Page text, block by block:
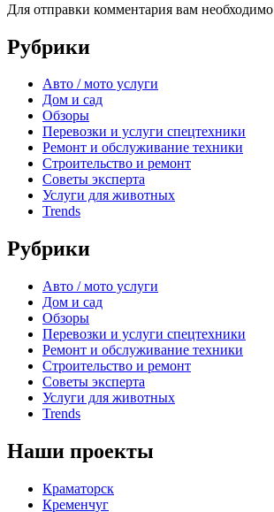
Для отправки комментария вам необходимо
Рубрики
Авто / мото услуги
Дом и сад
Обзоры
Перевозки и услуги спецтехники
Ремонт и обслуживание техники
Строительство и ремонт
Советы эксперта
Услуги для животных
Trends
Рубрики
Авто / мото услуги
Дом и сад
Обзоры
Перевозки и услуги спецтехники
Ремонт и обслуживание техники
Строительство и ремонт
Советы эксперта
Услуги для животных
Trends
Наши проекты
Краматорск
Кременчуг